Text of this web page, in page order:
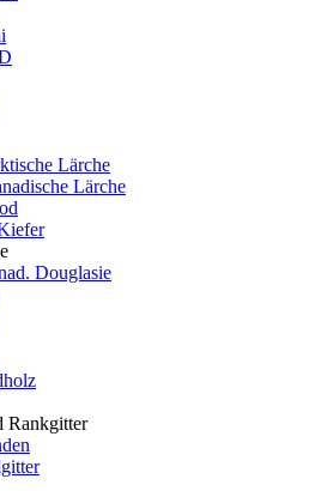
Lärche
Lärche
Douglasie
Rankgitter